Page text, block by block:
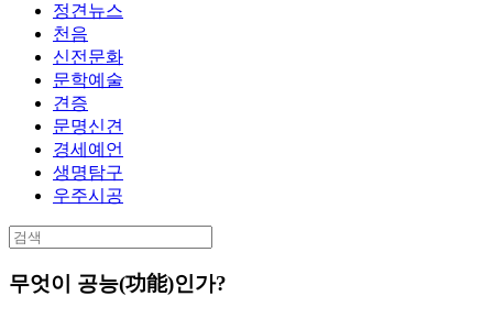
정견뉴스
천음
신전문화
문학예술
견증
문명신견
경세예언
생명탐구
우주시공
Search
for:
무엇이 공능(功能)인가?